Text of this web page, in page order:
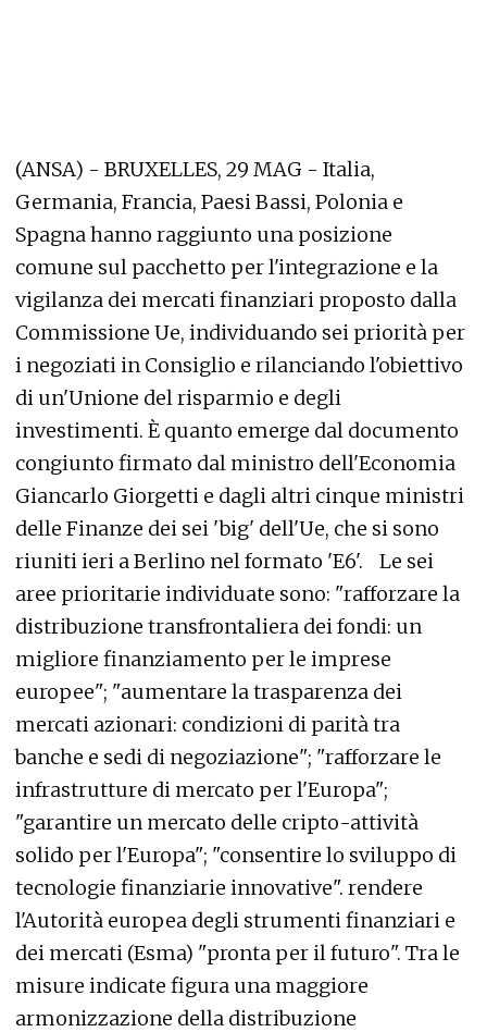
(ANSA) - BRUXELLES, 29 MAG - Italia,
Germania, Francia, Paesi Bassi, Polonia e
Spagna hanno raggiunto una posizione
comune sul pacchetto per l'integrazione e la
vigilanza dei mercati finanziari proposto dalla
Commissione Ue, individuando sei priorità per
i negoziati in Consiglio e rilanciando l'obiettivo
di un'Unione del risparmio e degli
investimenti. È quanto emerge dal documento
congiunto firmato dal ministro dell'Economia
Giancarlo Giorgetti e dagli altri cinque ministri
delle Finanze dei sei 'big' dell'Ue, che si sono
riuniti ieri a Berlino nel formato 'E6'. Le sei
aree prioritarie individuate sono: "rafforzare la
distribuzione transfrontaliera dei fondi: un
migliore finanziamento per le imprese
europee"; "aumentare la trasparenza dei
mercati azionari: condizioni di parità tra
banche e sedi di negoziazione"; "rafforzare le
infrastrutture di mercato per l'Europa";
"garantire un mercato delle cripto-attività
solido per l'Europa"; "consentire lo sviluppo di
tecnologie finanziarie innovative". rendere
l'Autorità europea degli strumenti finanziari e
dei mercati (Esma) "pronta per il futuro". Tra le
misure indicate figura una maggiore
armonizzazione della distribuzione